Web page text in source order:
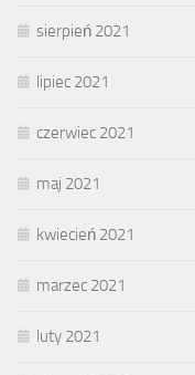
sierpień 2021
lipiec 2021
czerwiec 2021
maj 2021
kwiecień 2021
marzec 2021
luty 2021